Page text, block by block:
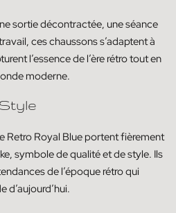
sortie décontractée, une séance
ces chaussons s’adaptent à
l’essence de l’ère rétro tout en
moderne.
Retro Royal Blue portent fièrement
symbole de qualité et de style. Ils
de l’époque rétro qui
d’aujourd’hui.